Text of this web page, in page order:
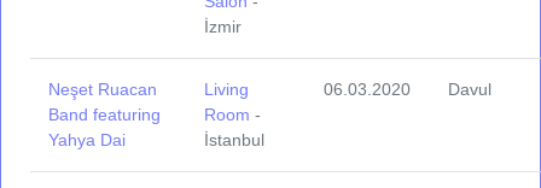
İzmir
Neşet Ruacan
Band featuring
Yahya Dai
Living
Room -
İstanbul
06.03.2020 Davul